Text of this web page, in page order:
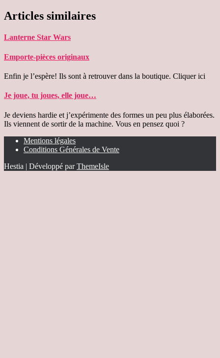
Articles similaires
Lanterne Star Wars
Emporte-pièces originaux
Enfin je l’espère! Ils sont à retrouver dans la boutique. Cliquer ici
Je joue, tu joues, elle joue…
Je deviens hardie et j’expérimente des formes un peu plus élaborées.
Ils viennent de sortir de la machine. Vous en pensez quoi ?
Mentions légales
Conditions Générales de Vente
Hestia | Développé parThemeIsle